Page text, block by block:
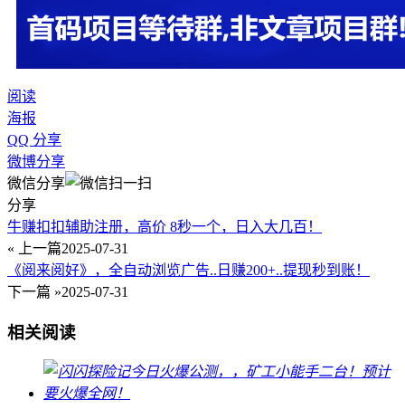
阅读
海报
QQ 分享
微博分享
微信分享
分享
牛赚扣扣辅助注册，高价 8秒一个，日入大几百！
« 上一篇2025-07-31
《阅来阅好》，全自动浏览广告..日赚200+..提现秒到账！
下一篇 »2025-07-31
相关阅读